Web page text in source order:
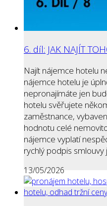
6. díl: JAK NAJÍT
Najít nájemce hotelu
nájemce hotelu je
nepronajímáte jen
hotelu svěřujete
zaměstnance,
hodnotu celé
nájemce vyplatí
rychlý podpis smlouvy
13/05/2026